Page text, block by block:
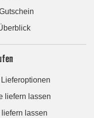
liefern lassen
lassen